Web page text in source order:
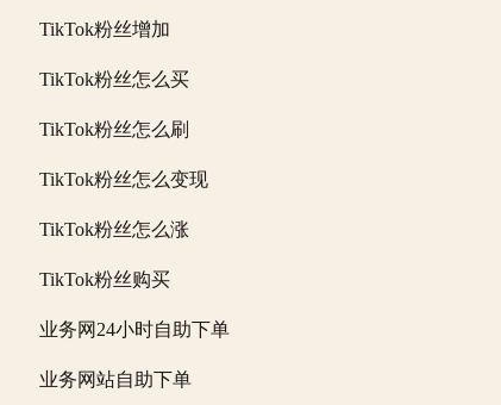
TikTok粉丝增加
TikTok粉丝怎么买
TikTok粉丝怎么刷
TikTok粉丝怎么变现
TikTok粉丝怎么涨
TikTok粉丝购买
业务网24小时自助下单
业务网站自助下单